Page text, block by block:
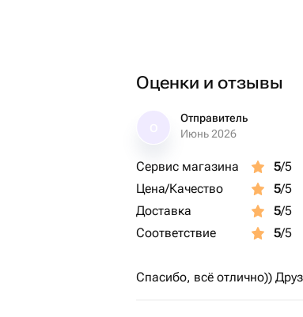
Оценки и отзывы
Отправитель
Июнь 2026
Сервис магазина 5/5
Цена/Качество
5/5
Доставка
5/5
Соответствие
5/5
Спасибо, всё отлично))